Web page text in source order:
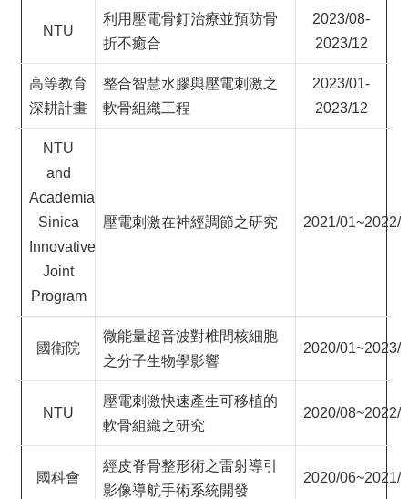
NTU
利用壓電骨釘治療並預防骨
折不癒合
2023/08-
2023/12
高等教育
深耕計畫
整合智慧水膠與壓電刺激之
軟骨組織工程
2023/01-
2023/12
NTU
and
Academia
Sinica
Innovative
Joint
Program
壓電刺激在神經調節之研究 2021/01~2022/
國衛院
微能量超音波對椎間核細胞
之分子生物學影響
2020/01~2023/
NTU
壓電刺激快速產生可移植的
軟骨組織之研究
2020/08~2022/
國科會
經皮脊骨整形術之雷射導引
影像導航手術系統開發
2020/06~2021/